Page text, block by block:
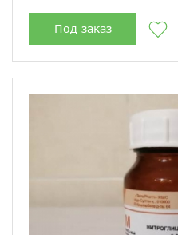
Под заказ